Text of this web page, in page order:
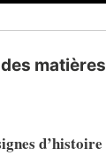
matières
d’histoire